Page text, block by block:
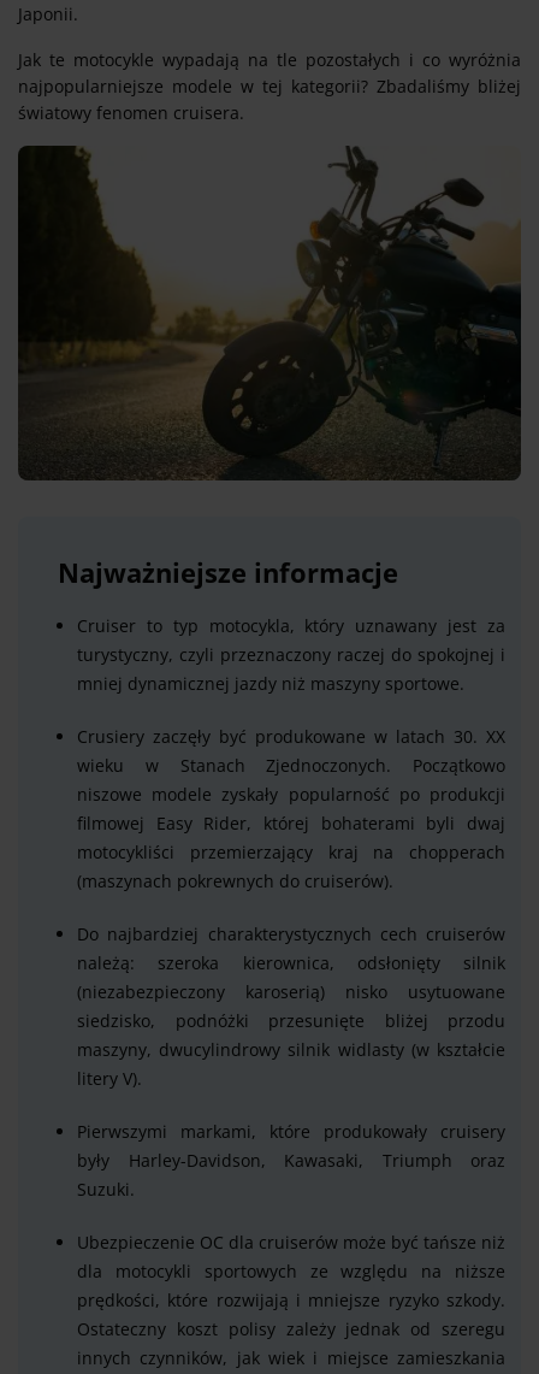
Japonii.
Jak te motocykle wypadają na tle pozostałych i co wyróżnia
najpopularniejsze modele w tej kategorii? Zbadaliśmy bliżej
światowy fenomen cruisera.
Najważniejsze informacje
Cruiser to typ motocykla, który uznawany jest za
turystyczny, czyli przeznaczony raczej do spokojnej i
mniej dynamicznej jazdy niż maszyny sportowe.
Crusiery zaczęły być produkowane w latach 30. XX
wieku w Stanach Zjednoczonych. Początkowo
niszowe modele zyskały popularność po produkcji
filmowej Easy Rider, której bohaterami byli dwaj
motocykliści przemierzający kraj na chopperach
(maszynach pokrewnych do cruiserów).
Do najbardziej charakterystycznych cech cruiserów
należą: szeroka kierownica, odsłonięty silnik
(niezabezpieczony karoserią) nisko usytuowane
siedzisko, podnóżki przesunięte bliżej przodu
maszyny, dwucylindrowy silnik widlasty (w kształcie
litery V).
Pierwszymi markami, które produkowały cruisery
były Harley-Davidson, Kawasaki, Triumph oraz
Suzuki.
Ubezpieczenie OC dla cruiserów może być tańsze niż
dla motocykli sportowych ze względu na niższe
prędkości, które rozwijają i mniejsze ryzyko szkody.
Ostateczny koszt polisy zależy jednak od szeregu
innych czynników, jak wiek i miejsce zamieszkania